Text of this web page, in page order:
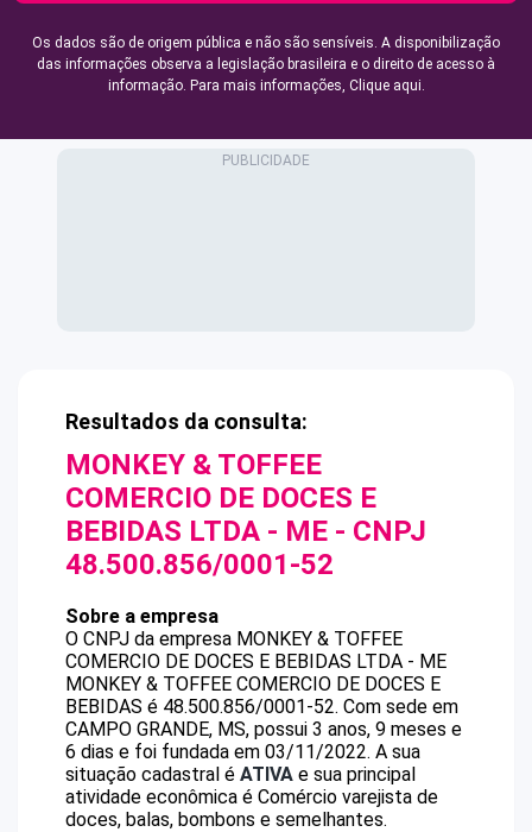
Os dados são de origem pública e não são sensíveis. A disponibilização
das informações observa a legislação brasileira e o direito de acesso à
informação. Para mais informações, Clique aqui.
Resultados da consulta:
MONKEY & TOFFEE
COMERCIO DE DOCES E
BEBIDAS LTDA - ME - CNPJ
48.500.856/0001-52
Sobre a empresa
O CNPJ da empresa MONKEY & TOFFEE
COMERCIO DE DOCES E BEBIDAS LTDA - ME
MONKEY & TOFFEE COMERCIO DE DOCES E
BEBIDAS é 48.500.856/0001-52. Com sede em
CAMPO GRANDE, MS, possui 3 anos, 9 meses e
6 dias e foi fundada em 03/11/2022. A sua
situação cadastral é ATIVA e sua principal
atividade econômica é Comércio varejista de
doces, balas, bombons e semelhantes.